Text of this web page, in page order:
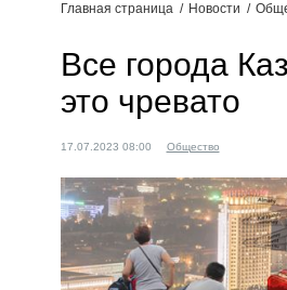
Главная страница / Новости /
Все города
это чревато
17.07.2023 08:00 Общество